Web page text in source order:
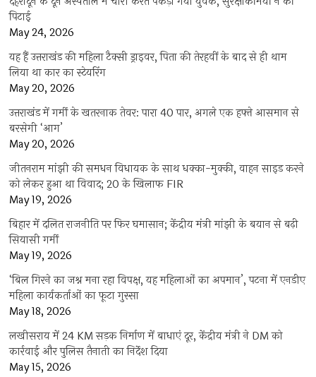
पिटाई
May 24, 2026
यह हैं उत्तराखंड की महिला टैक्सी ड्राइवर, पिता की तेरहवीं के बाद से ही थाम
लिया था कार का स्टेयरिंग
May 20, 2026
उत्तराखंड में गर्मी के खतरनाक तेवर: पारा 40 पार, अगले एक हफ्ते आसमान से
बरसेगी ‘आग’
May 20, 2026
जीतनराम मांझी की समधन विधायक के साथ धक्का-मुक्की, वाहन साइड करने
को लेकर हुआ था विवाद; 20 के खिलाफ FIR
May 19, 2026
बिहार में दलित राजनीति पर फिर घमासान; केंद्रीय मंत्री मांझी के बयान से बढ़ी
सियासी गर्मी
May 19, 2026
‘बिल गिरने का जश्न मना रहा विपक्ष, यह महिलाओं का अपमान’, पटना में एनडीए
महिला कार्यकर्ताओं का फूटा गुस्सा
May 18, 2026
लखीसराय में 24 KM सड़क निर्माण में बाधाएं दूर, केंद्रीय मंत्री ने DM को
कार्रवाई और पुलिस तैनाती का निर्देश दिया
May 15, 2026